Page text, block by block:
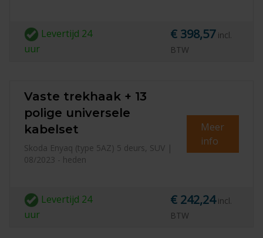
Levertijd 24
uur
€ 398,57 incl.
BTW
Vaste trekhaak + 13
polige universele
kabelset
Skoda Enyaq (type 5AZ) 5 deurs, SUV |
08/2023 - heden
Meer
info
Levertijd 24
uur
€ 242,24 incl.
BTW